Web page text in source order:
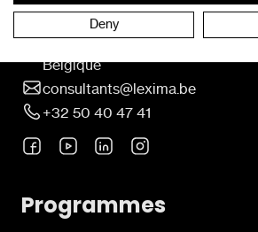
Vlamingveld 8
8490 Jabbeke
Belgique
consultants@lexima.be
+32 50 40 47 41
Programmes
Deny